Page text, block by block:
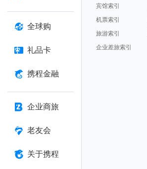
全球购
礼品卡
携程金融
企业商旅
老友会
关于携程
宾馆索引
机票索引
旅游索引
企业差旅索引